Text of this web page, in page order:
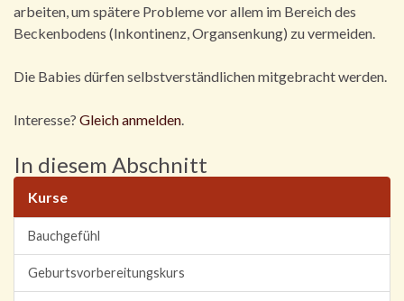
arbeiten, um spätere Probleme vor allem im Bereich des
Beckenbodens (Inkontinenz, Organsenkung) zu vermeiden.
Die Babies dürfen selbstverständlichen mitgebracht werden.
Interesse? Gleich anmelden.
In diesem Abschnitt
Kurse
Bauchgefühl
Geburtsvorbereitungskurs